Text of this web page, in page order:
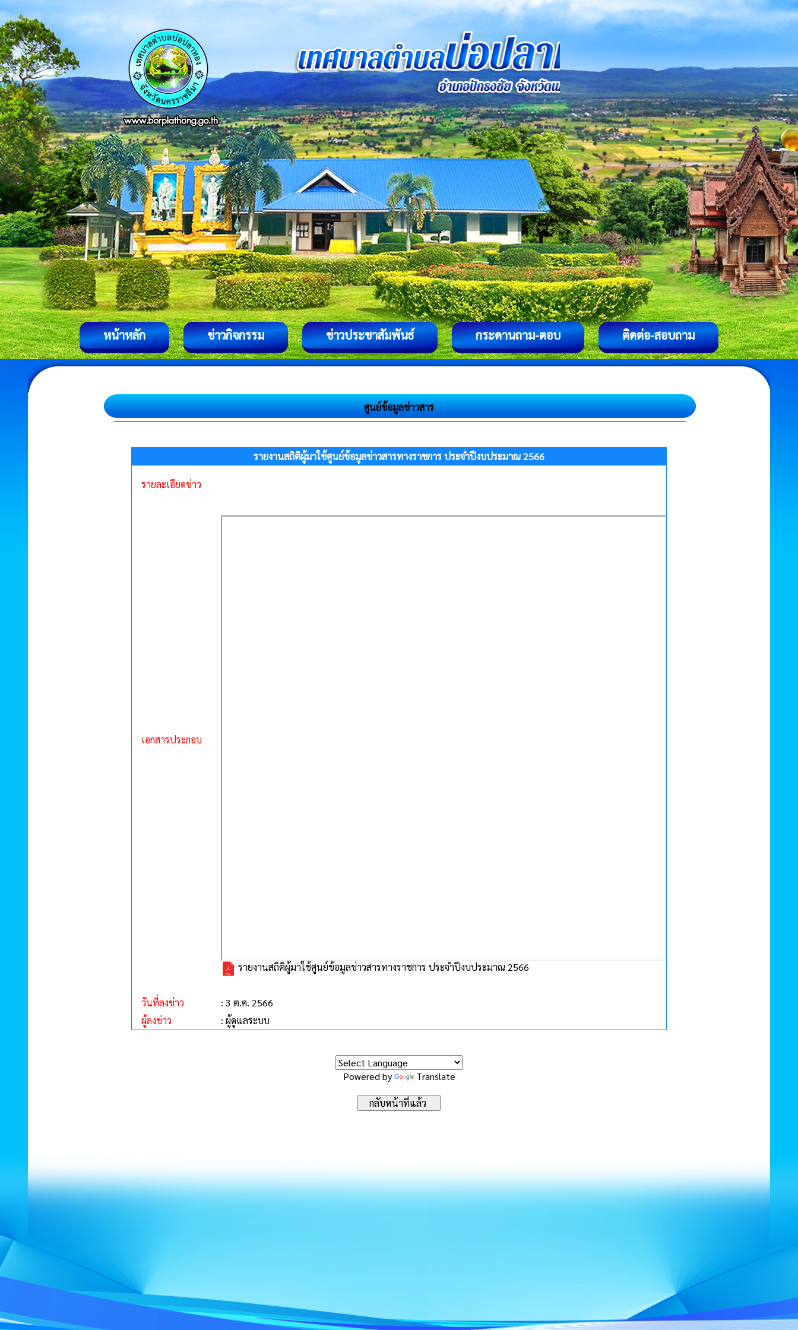
หน้าหลัก ข่าวกิจกรรม ข่าวประชาสัมพันธ์ กระดานถาม-ตอบ ติดต่อ-สอบถาม
ศูนย์ข้อมูลข่าวสาร
รายงานสถิติผู้มาใช้ศูนย์ข้อมูลข่าวสารทางราชการ ประจำปีงบประมาณ 2566
รายละเอียดข่าว
เอกสารประกอบ
รายงานสถิติผู้มาใช้ศูนย์ข้อมูลข่าวสารทางราชการ ประจำปีงบประมาณ 2566
วันที่ลงข่าว
: 3 ต.ค. 2566
ผู้ลงข่าว
: ผู้ดูแลระบบ
Powered by Translate